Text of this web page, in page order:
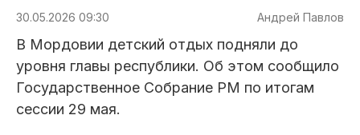
30.05.2026 09:30 Андрей Павлов
В Мордовии детский отдых подняли до
уровня главы республики. Об этом сообщило
Государственное Собрание РМ по итогам
сессии 29 мая.